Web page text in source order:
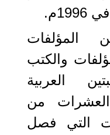
المؤلفات
والكتب
العربية
العشرات من
التي فصل